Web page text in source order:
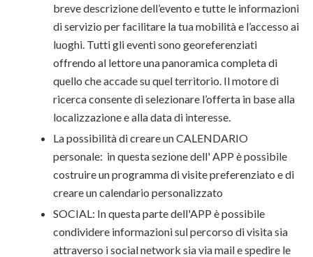
breve descrizione dell’evento e tutte le informazioni
di servizio per facilitare la tua mobilità e l’accesso ai
luoghi. Tutti gli eventi sono georeferenziati
offrendo al lettore una panoramica completa di
quello che accade su quel territorio. Il motore di
ricerca consente di selezionare l’offerta in base alla
localizzazione e alla data di interesse.
La possibilità di creare un CALENDARIO
personale: in questa sezione dell' APP è possibile
costruire un programma di visite preferenziato e di
creare un calendario personalizzato
SOCIAL: In questa parte dell'APP è possibile
condividere informazioni sul percorso di visita sia
attraverso i social network sia via mail e spedire le